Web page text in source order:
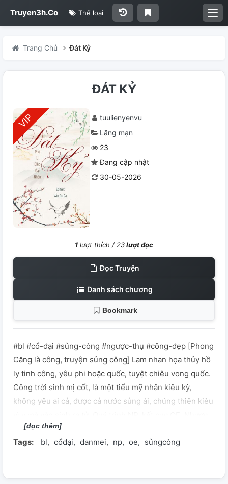
Truyen3h.Co Thể loại
Trang Chủ Đát Kỷ
ĐÁT KỶ
tuulienyenvu
Lãng mạn
23
Đang cập nhật
30-05-2026
1 lượt thích /23lượt đọc
Đọc Truyện
Danh sách chương
Bookmark
#bl #cổ-đại #sủng-công #ngược-thụ #công-đẹp [Phong
Căng là công, truyện sủng công] Lam nhan họa thủy hồ
ly tinh công, yêu phi hoặc quốc, tuyệt chiêu vong quốc.
Công trời sinh mị cốt, là một tiểu mỹ nhân kiêu kỳ,
không yêu ai cả, được cả nước sủng ái, chúng thiên kiêu
công cường thụ, mỹ công cường thụ. Quá trình ngọt
ngào, kết cục ngược thụ! ݁ ˖Ი𐑼⋆ Truyện được edit bởi Tửu
[đọc thêm]
Tags: bl cổđại danmei np oe sủngcông